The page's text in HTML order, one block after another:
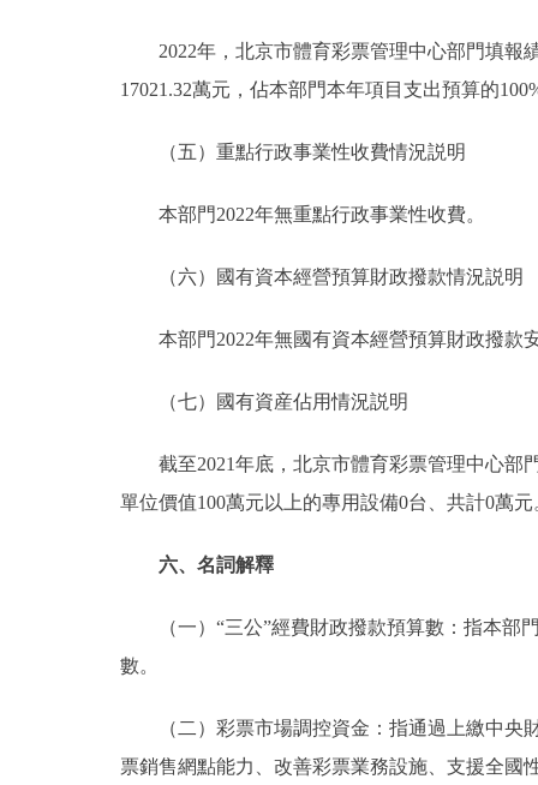
2022年，北京市體育彩票管理中心部門填報績
17021.32萬元，佔本部門本年項目支出預算的
（五）重點行政事業性收費情況説明
本部門2022年無重點行政事業性收費。
（六）國有資本經營預算財政撥款情況説明
本部門2022年無國有資本經營預算財政撥款
（七）國有資産佔用情況説明
截至2021年底，北京市體育彩票管理中心部門
單位價值100萬元以上的專用設備0台、共計0萬元
六、名詞解釋
（一）“三公”經費財政撥款預算數：指本部門
數。
（二）彩票市場調控資金：指通過上繳中央財
票銷售網點能力、改善彩票業務設施、支援全國